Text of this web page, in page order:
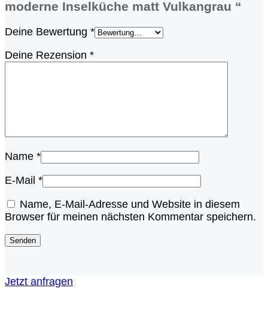
moderne Inselküche matt Vulkangrau “
Deine Bewertung *
Deine Rezension *
Name *
E-Mail *
Name, E-Mail-Adresse und Website in diesem
Browser für meinen nächsten Kommentar speichern.
Jetzt anfragen